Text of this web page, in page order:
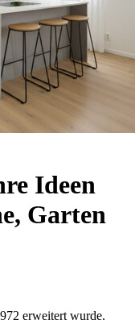
Ideen
Garten
erweitert wurde,